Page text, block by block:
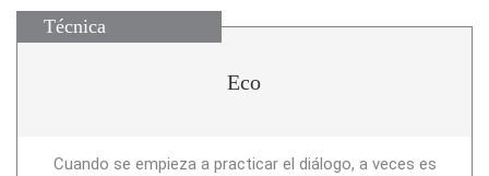
Técnica
Eco
Cuando se empieza a practicar el diálogo, a veces es